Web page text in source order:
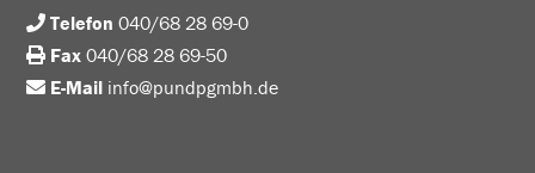
Telefon 040/68 28 69-0
Fax 040/68 28 69-50
E-Mail info@pundpgmbh.de